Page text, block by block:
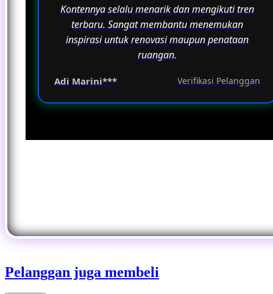
Kontennya selalu menarik dan mengikuti tren
terbaru. Sangat membantu menemukan
inspirasi untuk renovasi maupun penataan
ruangan.
Adi Marini*** Verifikasi Pelanggan
Pelanggan juga membeli